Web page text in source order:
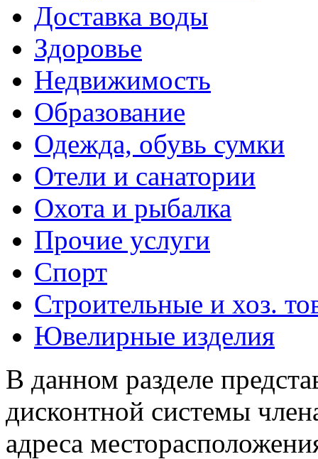
Доставка воды
Здоровье
Недвижимость
Образование
Одежда, обувь сумки
Отели и санатории
Охота и рыбалка
Прочие услуги
Спорт
Строительные и хоз.
Ювелирные изделия
В данном разделе
дисконтной системы
адреса